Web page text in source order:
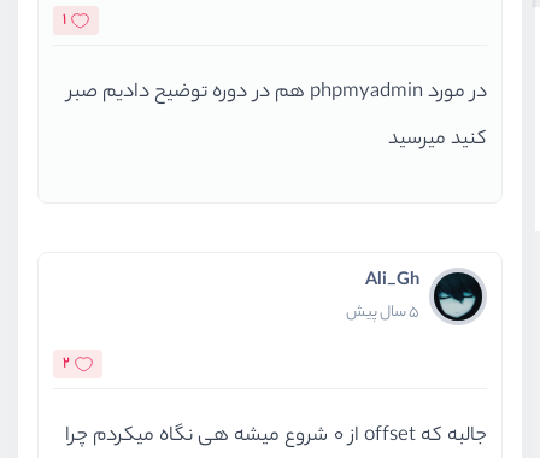
1
در مورد phpmyadmin هم در دوره توضیح دادیم صبر
کنید میرسید
Ali_Gh
5 سال پیش
2
جالبه که offset از 0 شروع میشه هی نگاه میکردم چرا